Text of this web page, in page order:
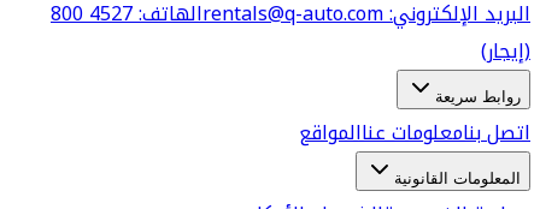
البريد الإلكتروني: rentals@q-auto.com الهاتف:
800 4527
(إيجار)
روابط سريعة
اتصل بنامعلومات عناالمواقع
المعلومات القانونية